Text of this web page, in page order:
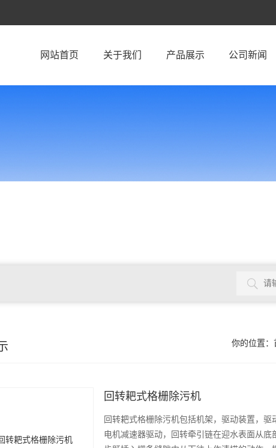
网站首页 关于我们 产品展示 公司新闻
你的位置：
回转耙式格栅除污机
回转耙式格栅除污机包括机架，驱动装置，
电机减速器驱动，回转牵引链在迎水表面从